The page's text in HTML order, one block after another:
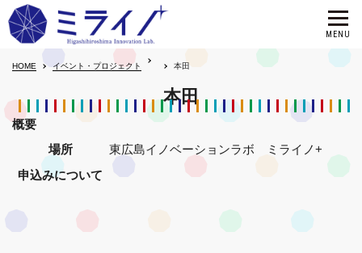
HOME イベント・プロジェクト 本田
本田
概要
場所
東広島イノベーションラボ ミライノ+
申込みについて